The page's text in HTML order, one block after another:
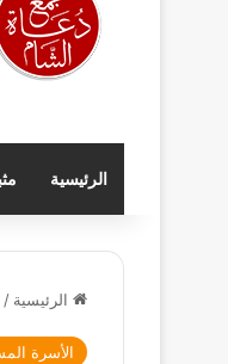
الرئيسية
الرئيسية /
الأسرة